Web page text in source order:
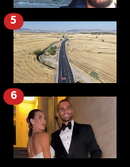
5
6